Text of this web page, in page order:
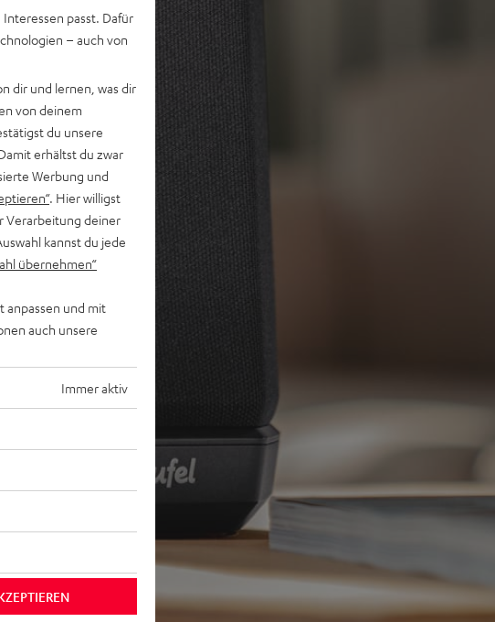
passt. Dafür
– auch von
dir und lernen, was dir
von deinem
du unsere
erhältst du zwar
Werbung und
. Hier willigst
Verarbeitung deiner
kannst du jede
übernehmen“
anpassen und mit
auch unsere
Immer aktiv